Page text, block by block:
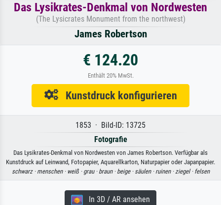
Das Lysikrates-Denkmal von Nordwesten
(The Lysicrates Monument from the northwest)
James Robertson
€ 124.20
Enthält 20% MwSt.
Kunstdruck konfigurieren
1853 · Bild-ID: 13725
Fotografie
Das Lysikrates-Denkmal von Nordwesten von James Robertson. Verfügbar als
Kunstdruck auf Leinwand, Fotopapier, Aquarellkarton, Naturpapier oder Japanpapier.
schwarz · menschen · weiß · grau · braun · beige · säulen · ruinen ·ziegel · felsen
In 3D / AR ansehen